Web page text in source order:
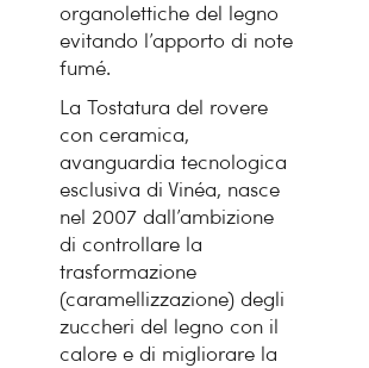
organolettiche del legno
evitando l’apporto di note
fumé.
La Tostatura del rovere
con ceramica,
avanguardia tecnologica
esclusiva di Vinéa, nasce
nel 2007 dall’ambizione
di controllare la
trasformazione
(caramellizzazione) degli
zuccheri del legno con il
calore e di migliorare la